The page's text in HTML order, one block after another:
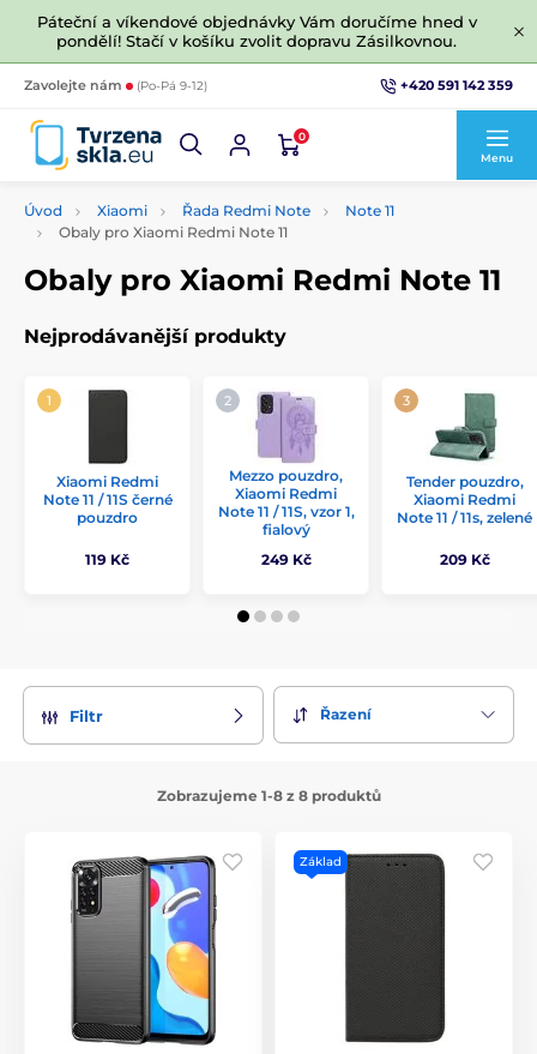
Páteční a víkendové objednávky Vám doručíme hned v
pondělí! Stačí v košíku zvolit dopravu Zásilkovnou.
Zavolejte nám (Po-Pá 9-12) +420 591 142 359
0
Menu
Úvod Xiaomi Řada Redmi Note
Note 11
Obaly pro Xiaomi Redmi Note 11
Obaly pro Xiaomi Redmi Note 11
Nejprodávanější produkty
Xiaomi Redmi
Note 11 / 11S černé
pouzdro
119 Kč
Mezzo pouzdro,
Xiaomi Redmi
Note 11 / 11S, vzor 1,
fialový
249 Kč
Tender pouzdro,
Xiaomi Redmi
Note 11 / 11s, zelené
209 Kč
Filtr Řazení
Zobrazujeme 1-8 z 8 produktů
Základ